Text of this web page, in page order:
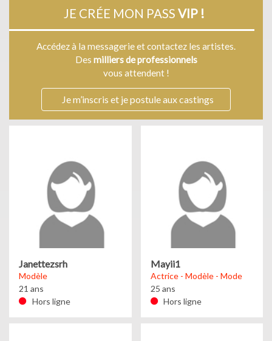
JE CRÉE MON PASSVIP !
Accédez à la messagerie et contactez les artistes.
Des milliers de professionnels
vous attendent !
Je m’inscris et je postule aux castings
Janettezsrh
Modèle
21 ans
Hors ligne
Mayii1
Actrice - Modèle - Mode
25 ans
Hors ligne